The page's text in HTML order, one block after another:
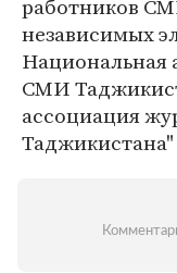
работников
независимых
Национальная
СМИ
ассоциация